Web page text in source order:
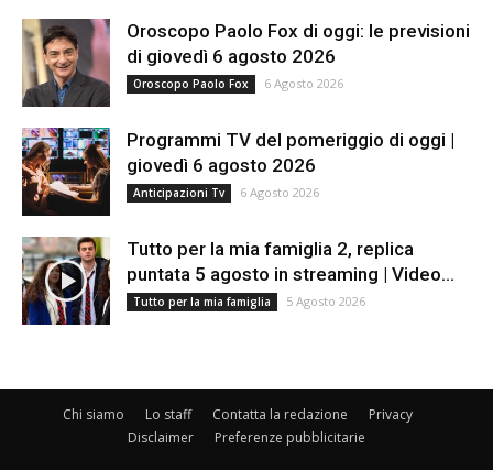
Oroscopo Paolo Fox di oggi: le previsioni
di giovedì 6 agosto 2026
Oroscopo Paolo Fox 6 Agosto 2026
Programmi TV del pomeriggio di oggi |
giovedì 6 agosto 2026
Anticipazioni Tv 6 Agosto 2026
Tutto per la mia famiglia 2, replica
puntata 5 agosto in streaming | Video...
Tutto per la mia famiglia 5 Agosto 2026
Chi siamo Lo staff Contatta la redazione
Privacy
Disclaimer
Preferenze pubblicitarie